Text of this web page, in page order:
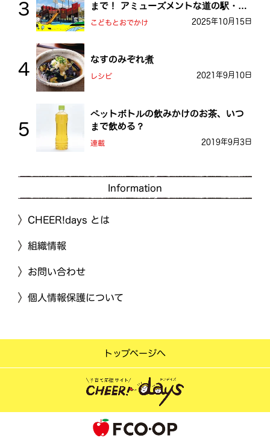
まで！ アミューズメントな道の駅・お
おとう桜街道
こどもとおでかけ 2025年10月15日
なすのみぞれ煮
レシピ 2021年9月10日
ペットボトルの飲みかけのお茶、いつ
まで飲める？
連載 2019年9月3日
Information
CHEER!days とは
組織情報
お問い合わせ
個人情報保護について
トップページへ